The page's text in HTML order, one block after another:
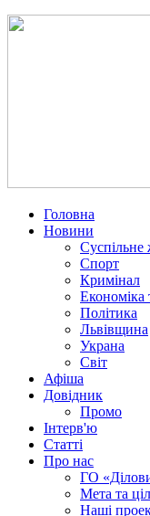
Головна
Новини
Суспільне
Спорт
Кримінал
Економіка
Політика
Львівщина
Украна
Світ
Афіша
Довідник
Промо
Інтерв'ю
Статті
Про нас
ГО
Мета та
Наші